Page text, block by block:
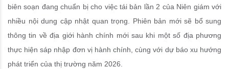
biên soạn đang chuẩn bị cho việc tái bản lần 2 của Niên giám với
nhiều nội dung cập nhật quan trọng. Phiên bản mới sẽ bổ sung
thông tin về địa giới hành chính mới sau khi một số địa phương
thực hiện sáp nhập đơn vị hành chính, cùng với dự báo xu hướng
phát triển của thị trường năm 2026.